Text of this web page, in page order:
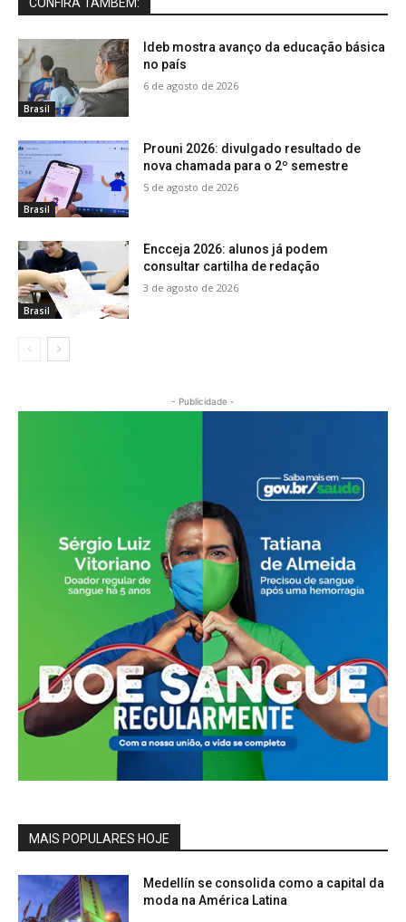
Brasil
Ideb mostra avanço da educação básica
no país
6 de agosto de 2026
Brasil
Prouni 2026: divulgado resultado de
nova chamada para o 2º semestre
5 de agosto de 2026
Brasil
Encceja 2026: alunos já podem
consultar cartilha de redação
3 de agosto de 2026
- Publicidade -
MAIS POPULARES HOJE
Medellín se consolida como a capital da
moda na América Latina